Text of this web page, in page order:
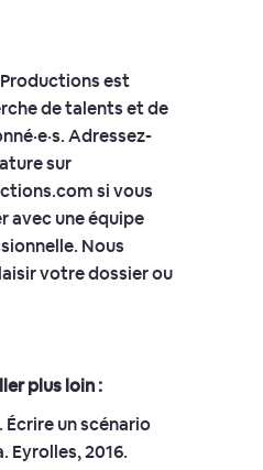
est
de talents et de
Adressez-
sur
si vous
avec une équipe
Nous
votre dossier ou
plus loin :
Écrire un scénario
Eyrolles, 2016.